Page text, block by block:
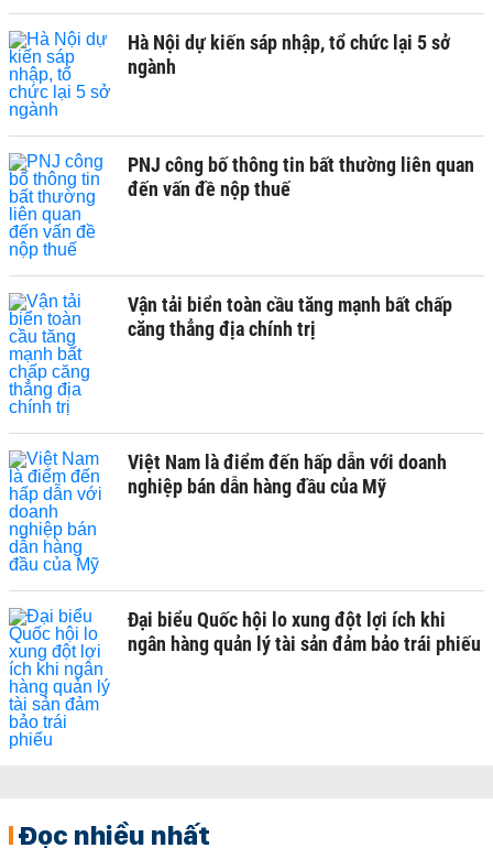
Hà Nội dự kiến sáp nhập, tổ chức lại 5 sở
ngành
PNJ công bố thông tin bất thường liên quan
đến vấn đề nộp thuế
Vận tải biển toàn cầu tăng mạnh bất chấp
căng thẳng địa chính trị
Việt Nam là điểm đến hấp dẫn với doanh
nghiệp bán dẫn hàng đầu của Mỹ
Đại biểu Quốc hội lo xung đột lợi ích khi
ngân hàng quản lý tài sản đảm bảo trái phiếu
Đọc nhiều nhất